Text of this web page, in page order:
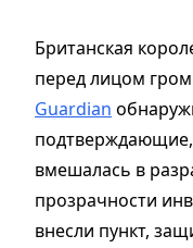
Британская
перед лицом
Guardian
подтверждающие,
вмешалась в
прозрачности
внесли пункт,